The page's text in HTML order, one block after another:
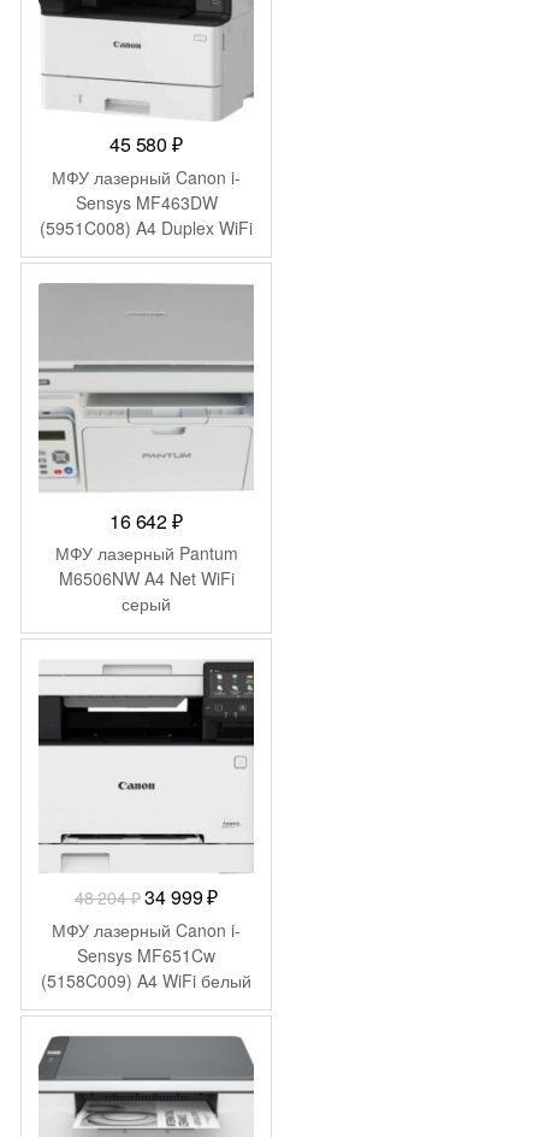
45 580₽
МФУ лазерный Canon i-
Sensys MF463DW
(5951C008) A4 Duplex WiFi
белый
16 642₽
МФУ лазерный Pantum
M6506NW A4 Net WiFi
серый
-13 205₽
48 204₽Первоначальная
цена
составляла
48
204 ₽.
34 999₽Текущая
цена:
999 ₽.
МФУ лазерный Canon i-
Sensys MF651Cw
(5158C009) A4 WiFi белый